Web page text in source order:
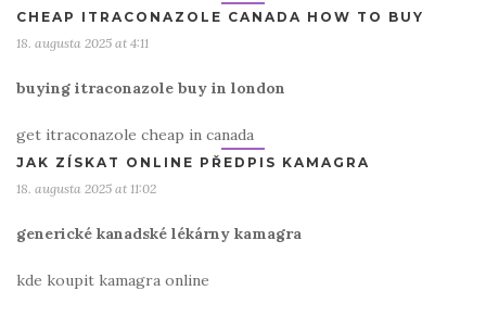
CHEAP ITRACONAZOLE CANADA HOW TO BUY
18. augusta 2025 at 4:11
buying itraconazole buy in london
get itraconazole cheap in canada
JAK ZÍSKAT ONLINE PŘEDPIS KAMAGRA
18. augusta 2025 at 11:02
generické kanadské lékárny kamagra
kde koupit kamagra online